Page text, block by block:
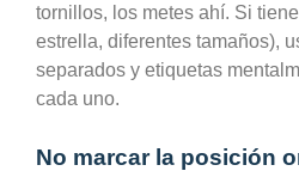
tornillos, los metes ahí. Si
estrella, diferentes tamaños),
separados y etiquetas
cada uno.
No marcar la posición